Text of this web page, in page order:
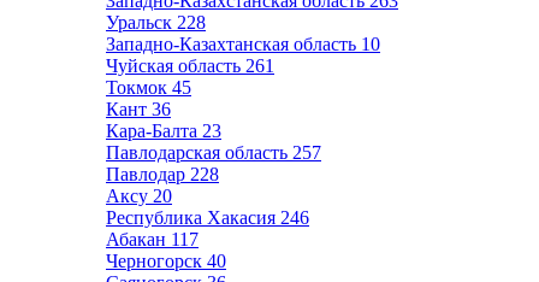
Уральск 228
Западно-Казахтанская область 10
Чуйская область 261
Токмок 45
Кант 36
Кара-Балта 23
Павлодарская область 257
Павлодар 228
Аксу 20
Республика Хакасия 246
Абакан 117
Черногорск 40